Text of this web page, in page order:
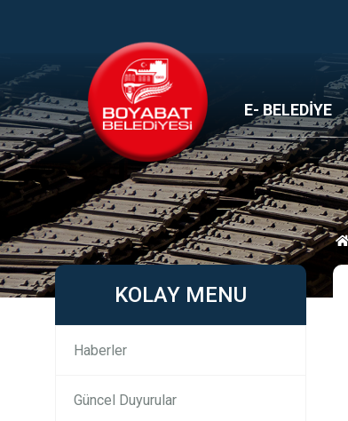
E- BELEDİYE
KOLAY MENU
Haberler
Güncel Duyurular